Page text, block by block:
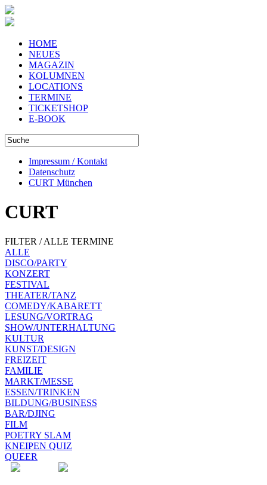
HOME
NEUES
MAGAZIN
KOLUMNEN
LOCATIONS
TERMINE
TICKETSHOP
E-BOOK
Impressum / Kontakt
Datenschutz
CURT München
CURT
FILTER / ALLE TERMINE
ALLE
DISCO/PARTY
KONZERT
FESTIVAL
THEATER/TANZ
COMEDY/KABARETT
LESUNG/VORTRAG
SHOW/UNTERHALTUNG
KULTUR
KUNST/DESIGN
FREIZEIT
FAMILIE
MARKT/MESSE
ESSEN/TRINKEN
BILDUNG/BUSINESS
BAR/DJING
FILM
POETRY SLAM
KNEIPEN QUIZ
QUEER